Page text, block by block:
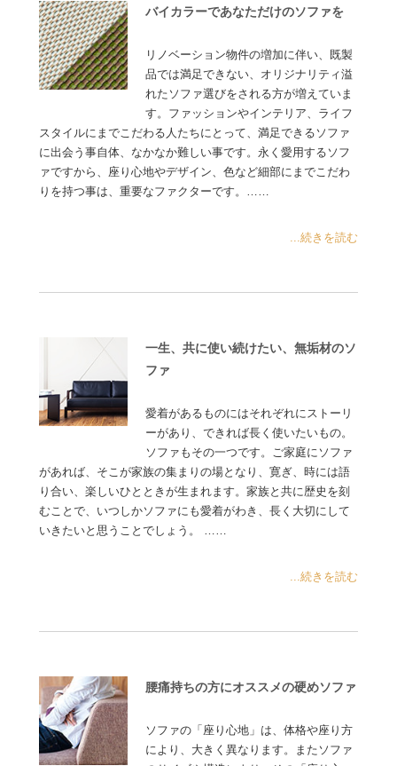
バイカラーであなただけのソファを
リノベーション物件の増加に伴い、既製
品では満足できない、オリジナリティ溢
れたソファ選びをされる方が増えていま
す。ファッションやインテリア、ライフ
スタイルにまでこだわる人たちにとって、満足できるソファ
に出会う事自体、なかなか難しい事です。永く愛用するソフ
ァですから、座り心地やデザイン、色など細部にまでこだわ
りを持つ事は、重要なファクターです。……
...続きを読む
一生、共に使い続けたい、無垢材のソ
ファ
愛着があるものにはそれぞれにストーリ
ーがあり、できれば長く使いたいもの。
ソファもその一つです。ご家庭にソファ
があれば、そこが家族の集まりの場となり、寛ぎ、時には語
り合い、楽しいひとときが生まれます。家族と共に歴史を刻
むことで、いつしかソファにも愛着がわき、長く大切にして
いきたいと思うことでしょう。 ……
...続きを読む
腰痛持ちの方にオススメの硬めソファ
ソファの「座り心地」は、体格や座り方
により、大きく異なります。またソファ